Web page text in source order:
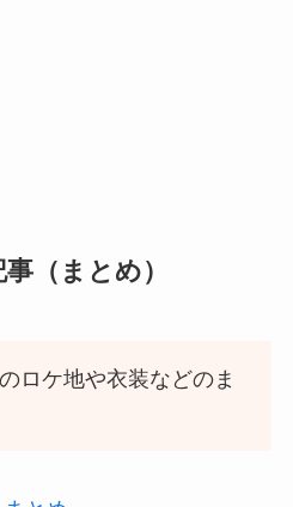
（まとめ）
ロケ地や衣装などのま